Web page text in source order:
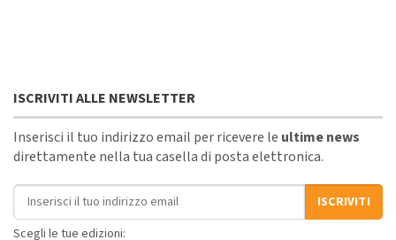
ISCRIVITI ALLE NEWSLETTER
Inserisci il tuo indirizzo email per ricevere le ultime news
direttamente nella tua casella di posta elettronica.
Indirizzo email
ISCRIVITI
Scegli le tue edizioni: